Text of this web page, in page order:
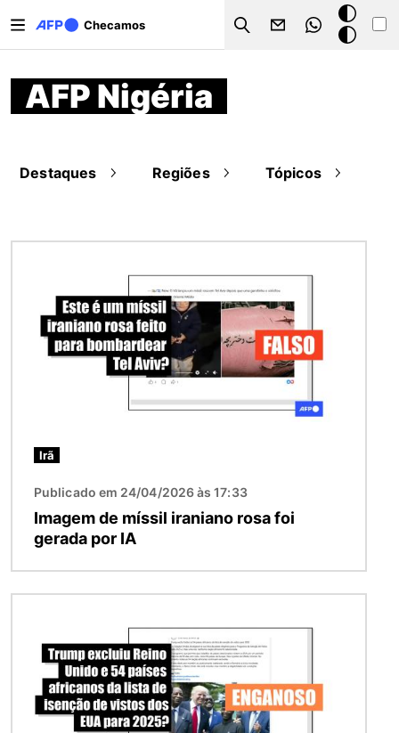
Checamos
Search
Modo
escuro
AFP Nigéria
Destaques Regiões Tópicos
Irã
Publicado em 24/04/2026 às 17:33
Imagem de míssil iraniano rosa foi
gerada por IA